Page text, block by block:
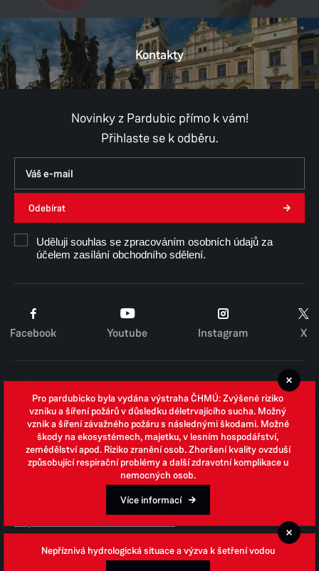
Kontakty
Novinky z Pardubic přímo k vám!
Přihlaste se k odběru.
Odebírat
Uděluji souhlas se zpracováním osobních údajů za
účelem zasílání obchodního sdělení.
Facebook Youtube Instagram X
Zpracování osobních údajů
Whistleblowing
Open data
Povinně zveřejňované informace
Prohlášení o přístupnosti
Jednotné environmentální stanovisko
Pro pardubicko byla vydána výstraha ČHMÚ: Zvýšené riziko
vzniku a šíření požárů v důsledku déletrvajícího sucha. Možný
vznik a šíření závažného požáru s následnými škodami. Možné
škody na ekosystémech, majetku, v lesním hospodářství,
zemědělství apod. Riziko zranění osob. Zhoršení kvality ovzduší
způsobující respirační problémy a další zdravotní komplikace u
nemocných osob.
Více informací
Nepříznivá hydrologická situace a výzva k šetření vodou